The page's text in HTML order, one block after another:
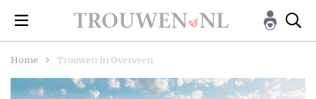
Home Trouwen in Overveen